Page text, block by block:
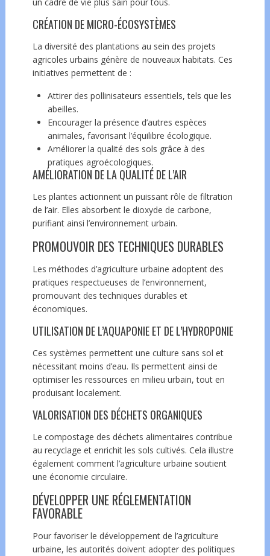
un cadre de vie plus sain pour tous.
CRÉATION DE MICRO-ÉCOSYSTÈMES
La diversité des plantations au sein des projets
agricoles urbains génère de nouveaux habitats. Ces
initiatives permettent de :
Attirer des pollinisateurs essentiels, tels que les
abeilles.
Encourager la présence d’autres espèces
animales, favorisant l’équilibre écologique.
Améliorer la qualité des sols grâce à des
pratiques agroécologiques.
AMÉLIORATION DE LA QUALITÉ DE L’AIR
Les plantes actionnent un puissant rôle de filtration
de l’air. Elles absorbent le dioxyde de carbone,
purifiant ainsi l’environnement urbain.
PROMOUVOIR DES TECHNIQUES DURABLES
Les méthodes d’agriculture urbaine adoptent des
pratiques respectueuses de l’environnement,
promouvant des techniques durables et
économiques.
UTILISATION DE L’AQUAPONIE ET DE L’HYDROPONIE
Ces systèmes permettent une culture sans sol et
nécessitant moins d’eau. Ils permettent ainsi de
optimiser les ressources en milieu urbain, tout en
produisant localement.
VALORISATION DES DÉCHETS ORGANIQUES
Le compostage des déchets alimentaires contribue
au recyclage et enrichit les sols cultivés. Cela illustre
également comment l’agriculture urbaine soutient
une économie circulaire.
DÉVELOPPER UNE RÉGLEMENTATION
FAVORABLE
Pour favoriser le développement de l’agriculture
urbaine, les autorités doivent adopter des politiques